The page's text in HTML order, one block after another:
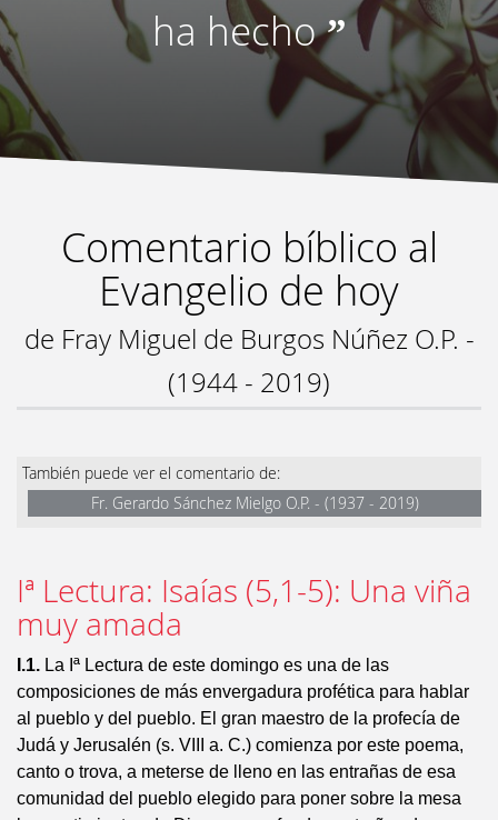
ha hecho”
Comentario bíblico al
Evangelio de hoy
de Fray Miguel de Burgos Núñez O.P. -
(1944 - 2019)
También puede ver el comentario de:
Fr. Gerardo Sánchez Mielgo O.P. - (1937 - 2019)
Iª Lectura: Isaías (5,1-5): Una viña
muy amada
I.1. La Iª Lectura de este domingo es una de las
composiciones de más envergadura profética para hablar
al pueblo y del pueblo. El gran maestro de la profecía de
Judá y Jerusalén (s. VIII a. C.) comienza por este poema,
canto o trova, a meterse de lleno en las entrañas de esa
comunidad del pueblo elegido para poner sobre la mesa